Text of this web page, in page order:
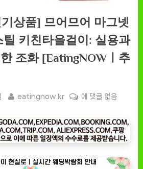
상품] 므어므어 마그넷
키친타올걸이: 실용과
조화 [EatingNOWㅣ추
By
eatingnow.kr
[잇
나
우
ㅣ
에 댓글 없음